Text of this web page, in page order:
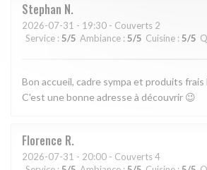
Stephan N
2026-07-31 - 19:30 - Couverts 2
Service : 5/5 Ambiance : 5/5 Cuisine :5/5
Bon accueil, cadre sympa et produits frais
C'est une bonne adresse à découvrir 😉
Florence R
2026-07-31 - 20:00 - Couverts 4